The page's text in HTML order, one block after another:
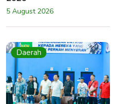
5 August 2026
Daerah